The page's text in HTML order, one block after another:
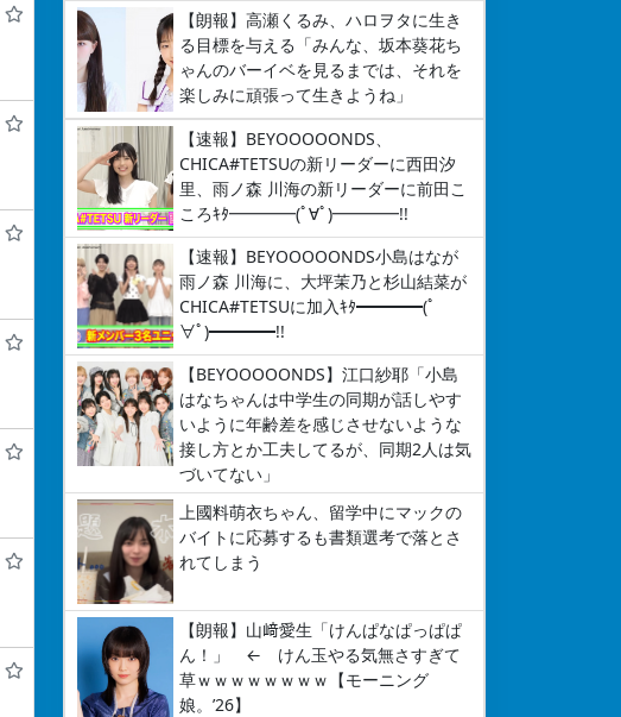
【朗報】高瀬くるみ、ハロヲタに生き
る目標を与える「みんな、坂本葵花ち
ゃんのバーイベを見るまでは、それを
楽しみに頑張って生きようね」
【速報】BEYOOOOONDS、
CHICA#TETSUの新リーダーに西田汐
里、雨ノ森 川海の新リーダーに前田こ
ころｷﾀ━━━━(ﾟ∀ﾟ)━━━━!!
【速報】BEYOOOOONDS小島はなが
雨ノ森 川海に、大坪茉乃と杉山結菜が
CHICA#TETSUに加入ｷﾀ━━━━(ﾟ
∀ﾟ)━━━━!!
【BEYOOOOONDS】江口紗耶「小島
はなちゃんは中学生の同期が話しやす
いように年齢差を感じさせないような
接し方とか工夫してるが、同期2人は気
づいてない」
上國料萌衣ちゃん、留学中にマックの
バイトに応募するも書類選考で落とさ
れてしまう
【朗報】山﨑愛生「けんぱなぱっぱぱ
ん！」 ← けん玉やる気無さすぎて
草ｗｗｗｗｗｗｗｗ【モーニング
娘。’26】